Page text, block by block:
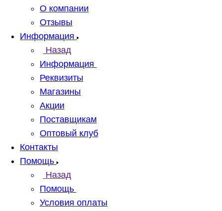
О компании
Отзывы
Информация
Назад
Информация
Реквизиты
Магазины
Акции
Поставщикам
Оптовый клуб
Контакты
Помощь
Назад
Помощь
Условия оплаты